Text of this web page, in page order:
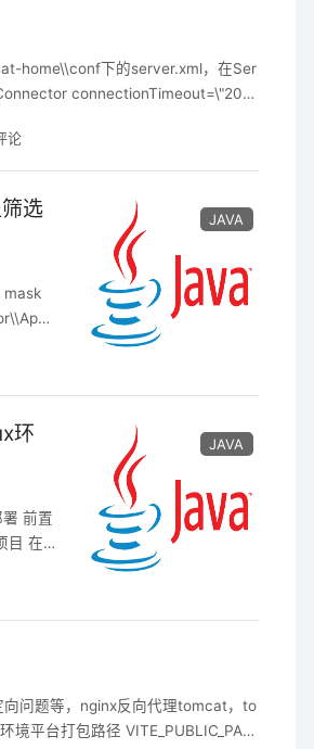
home\\conf下的server.xml，在Ser
connectionTimeout=\"200
论
选
mask
JAVA
环
前置
目 在Li
配ID
JAVA
问题等，nginx反向代理tomcat，to
平台打包路径 VITE_PUBLIC_PAT